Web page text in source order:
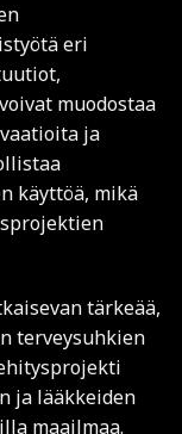
eri
muodostaa
ja
käyttöä, mikä
tärkeää,
terveysuhkien
ja lääkkeiden
maailmaa.